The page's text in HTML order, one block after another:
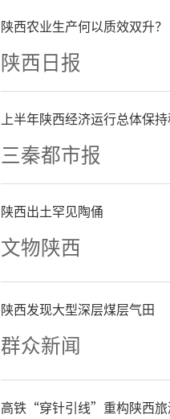
础设施建设
势等方面取
展思路与规
智慧是医院
志们一如既
院高质量发展
会上，退休
年来取得的
为当前医院
陕西农业生产何以质效双升？
陕西日报
上半年陕西经济运行总体保
三秦都市报
陕西出土罕见陶俑
文物陕西
陕西发现大型深层煤层气田
群众新闻
高铁“穿针引线”重构陕西旅